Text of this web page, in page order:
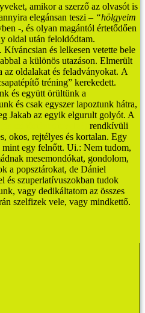
amikor a szerző az olvasót is
elegánsan teszi – “hölgyeim
-, és olyan magántól értetődően
oldal után feloldódtam.
és lelkesen vetette bele
a különös utazáson. Elmerült
az oldalakat és feladványokat. A
tréning” kerekedett.
és együtt örültünk a
és csak egyszer lapoztunk hátra,
Jakab az egyik elgurult golyót. A
rendkívüli
okos, rejtélyes és kortalan. Egy
egy felnőtt. Ui.: Nem tudom,
mesemondókat, gondolom,
a popsztárokat, de Dániel
és szuperlatívuszokban tudok
vagy dedikáltatom az összes
szelfizek vele, vagy mindkettő.